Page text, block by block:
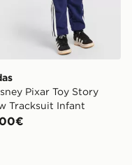
Pixar Toy Story
Tracksuit Infant